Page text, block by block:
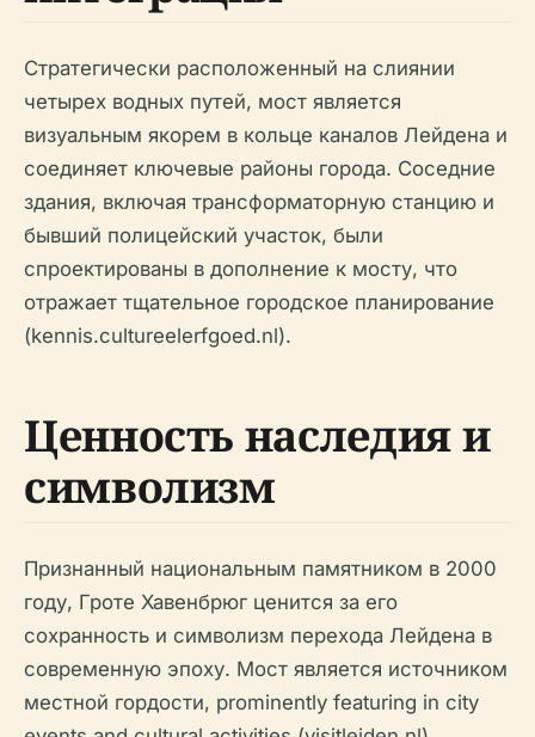
Стратегически расположенный на слиянии
четырех водных путей, мост является
визуальным якорем в кольце каналов Лейдена и
соединяет ключевые районы города. Соседние
здания, включая трансформаторную станцию и
бывший полицейский участок, были
спроектированы в дополнение к мосту, что
отражает тщательное городское планирование
(kennis.cultureelerfgoed.nl).
Ценность наследия и
символизм
Признанный национальным памятником в 2000
году, Гроте Хавенбрюг ценится за его
сохранность и символизм перехода Лейдена в
современную эпоху. Мост является источником
местной гордости, prominently featuring in city